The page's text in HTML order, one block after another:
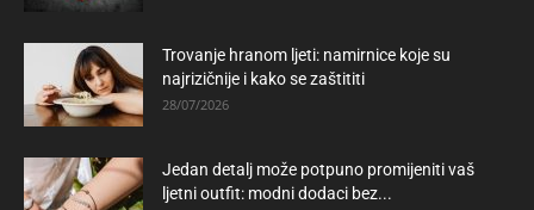
Trovanje hranom ljeti: namirnice koje su
najrizičnije i kako se zaštititi
28/07/2026
Jedan detalj može potpuno promijeniti vaš
ljetni outfit: modni dodaci bez...